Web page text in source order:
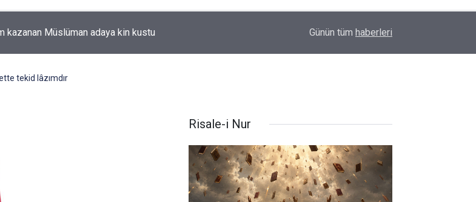
Sosyal medya, derslerde başarısızlığa yol
Günün tüm haberleri
tekid lâzımdır
Risale-i Nur